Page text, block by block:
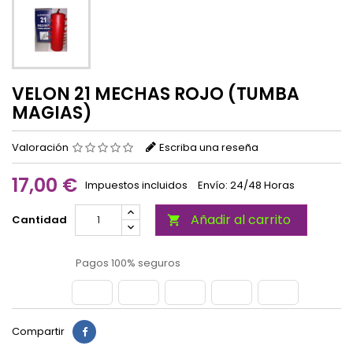
VELON 21 MECHAS ROJO (TUMBA
MAGIAS)
Valoración Escriba una reseña
17,00 € Impuestos incluidos Envío: 24/48 Horas
Cantidad  Añadir al carrito
Pagos 100% seguros
Compartir